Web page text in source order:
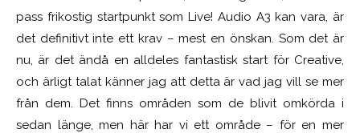
pass frikostig startpunkt som Live! Audio A3 kan vara, är
det definitivt inte ett krav – mest en önskan. Som det är
nu, är det ändå en alldeles fantastisk start för Creative,
och ärligt talat känner jag att detta är vad jag vill se mer
från dem. Det finns områden som de blivit omkörda i
sedan länge, men här har vi ett område – för en mer